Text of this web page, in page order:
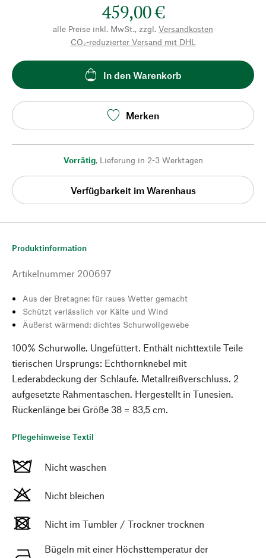
459,00 €
alle Preise inkl. MwSt., zzgl. Versandkosten
CO₂-reduzierter Versand mit DHL
In den Warenkorb
Merken
Vorrätig, Lieferung in 2-3 Werktagen
Verfügbarkeit im Warenhaus
Produktinformation
Artikelnummer 200697
Aus der Bretagne: für raues Wetter gemacht
Schützt verlässlich vor Kälte und Wind
Äußerst wärmend: dichtes Schurwollgewebe
100% Schurwolle. Ungefüttert. Enthält nichttextile Teile
tierischen Ursprungs: Echthornknebel mit
Lederabdeckung der Schlaufe. Metallreißverschluss. 2
aufgesetzte Rahmentaschen. Hergestellt in Tunesien.
Rückenlänge bei Größe 38 = 83,5 cm.
Pflegehinweise Textil
Nicht waschen
Nicht bleichen
Nicht im Tumbler / Trockner trocknen
Bügeln mit einer Höchsttemperatur der